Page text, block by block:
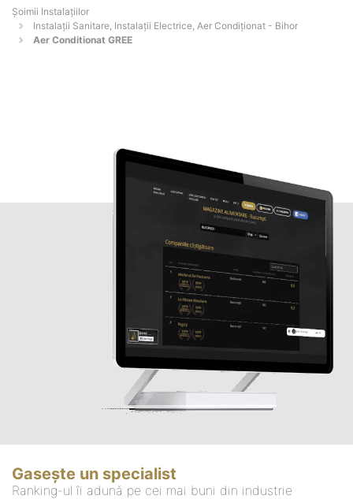
Şoimii Instalaţiilor
Instalații Sanitare, Instalații Electrice, Aer Condiționat - Bihor
Aer Conditionat GREE
Gasește un specialist
Ranking-ul îi adună pe cei mai buni din industrie